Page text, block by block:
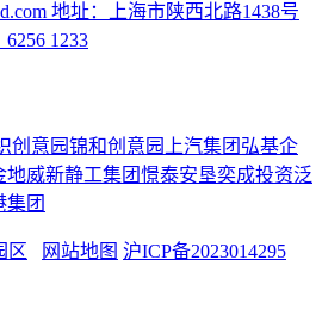
地址：上海市陕西北路1438号
1233
创意园锦和创意园 上汽集团 弘基企
地威新静工集团憬泰安垦奕成投资泛
集团
区 网站地图 沪ICP备2023014295